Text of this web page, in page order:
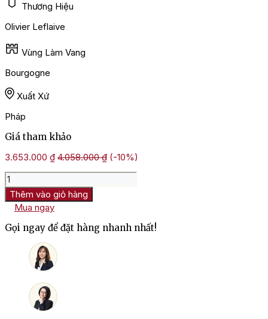
Thương Hiệu
Olivier Leflaive
Vùng Làm Vang
Bourgogne
Xuất Xứ
Pháp
Giá tham khảo
3.653.000 ₫ 4.058.000₫ (-10%)
Rượu
Vang
Olivier
Leflaive
Meursault
1Er
Blagny
Thêm vào giỏ hàng
Mua ngay
Gọi ngay để đặt hàng nhanh nhất!